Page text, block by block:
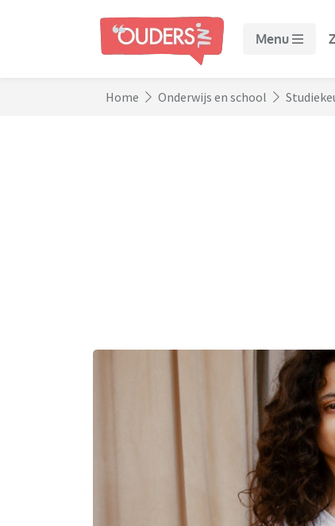
Menu
Home Onderwijs en school